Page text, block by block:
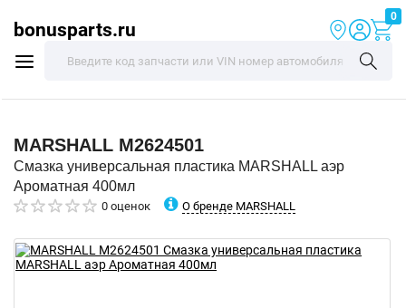
bonusparts.ru
0
MARSHALL M2624501
Смазка универсальная пластика MARSHALL аэр
Ароматная 400мл
0 оценок О бренде MARSHALL